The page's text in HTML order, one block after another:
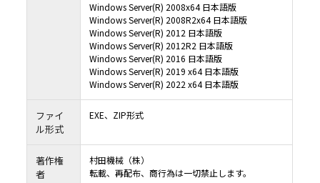
Windows Server(R) 2008x64 日本語版
Windows Server(R) 2008R2x64 日本語版
Windows Server(R) 2012 日本語版
Windows Server(R) 2012R2 日本語版
Windows Server(R) 2016 日本語版
Windows Server(R) 2019 x64 日本語版
Windows Server(R) 2022 x64 日本語版
ファイ
ル形式
EXE、ZIP形式
著作権
者
村田機械（株）
転載、再配布、商行為は一切禁止します。